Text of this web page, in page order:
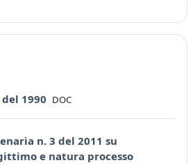
1990 File
DOC
n. 3 del 2011 su
e natura processo